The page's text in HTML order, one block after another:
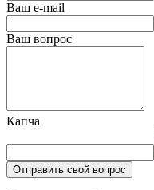
Ваш e-mail
Ваш вопрос
Капча
Отправить свой вопрос